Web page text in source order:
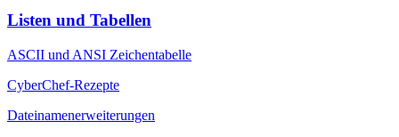
Listen und Tabellen
ASCII und ANSI Zeichentabelle
CyberChef-Rezepte
Dateinamenerweiterungen